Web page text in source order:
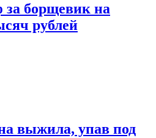
борщевик на
рублей
выжила, упав под